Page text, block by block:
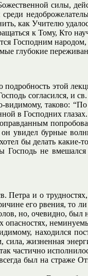
силы,
как Учителю
к Тому, Кто
Господним
глубокие
этой
согласился, и
видимому, таково:
в Господних глазах.
увидел бурные
бы делать
Господь не
Петра и о
его рвения, то
но, очевидно,
опасностях,
находился
жизненная
частично
был на страже